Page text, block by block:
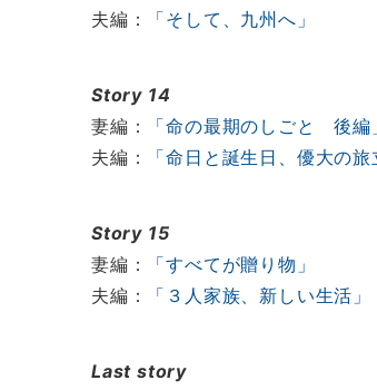
夫編：
「そして、九州へ」
Story 14
妻編：
「命の最期のしごと 後編
夫編：
「命日と誕生日、優大の旅
Story 15
妻編：
「すべてが贈り物」
夫編：
「３人家族、新しい生活」
Last story